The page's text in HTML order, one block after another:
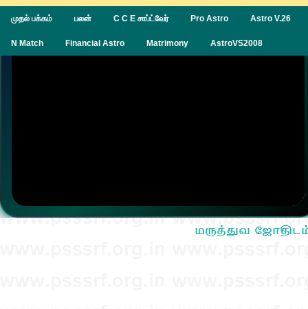
முதல் பக்கம் பலன் C C E சாப்ட்வேர் Pro Astro Astro V.26
N Match Financial Astro Matrimony AstroVS2008